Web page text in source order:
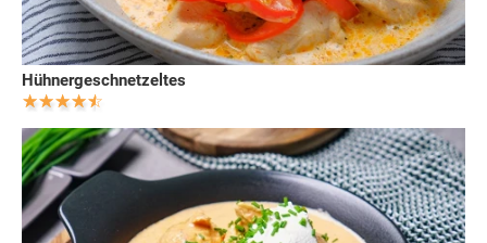
Hühnergeschnetzeltes